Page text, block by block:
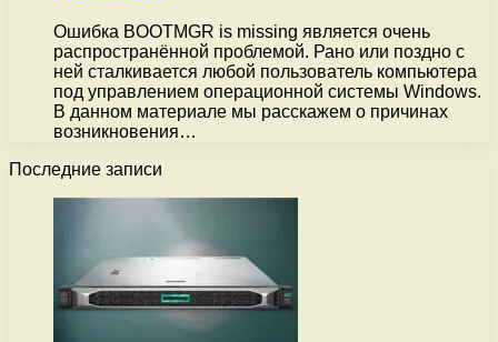
Ошибка BOOTMGR is missing является очень
распространённой проблемой. Рано или поздно с
ней сталкивается любой пользователь компьютера
под управлением операционной системы Windows.
В данном материале мы расскажем о причинах
возникновения…
Последние записи